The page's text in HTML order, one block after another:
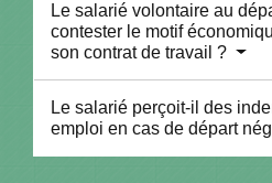
Le salarié volontaire au
contester le motif
son contrat de travail ?
Le salarié perçoit-il des
emploi en cas de départ